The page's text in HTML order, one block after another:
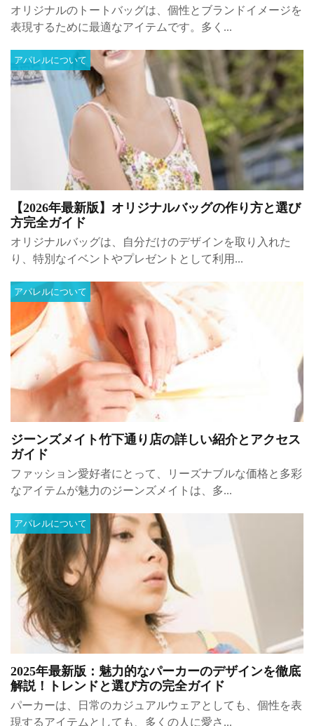
オリジナルのトートバッグは、個性とブランドイメージを
表現するために最適なアイテムです。多く...
【2026年最新版】オリジナルバッグの作り方と選び
方完全ガイド
アパレルについて
オリジナルバッグは、自分だけのデザインを取り入れた
り、特別なイベントやプレゼントとして利用...
ジーンズメイト竹下通り店の詳しい紹介とアクセス
ガイド
アパレルについて
ファッション愛好者にとって、リーズナブルな価格と多彩
なアイテムが魅力のジーンズメイトは、多...
2025年最新版：魅力的なパーカーのデザインを徹底
解説！トレンドと選び方の完全ガイド
アパレルについて
パーカーは、日常のカジュアルウェアとしても、個性を表
現するアイテムとしても、多くの人に愛さ...